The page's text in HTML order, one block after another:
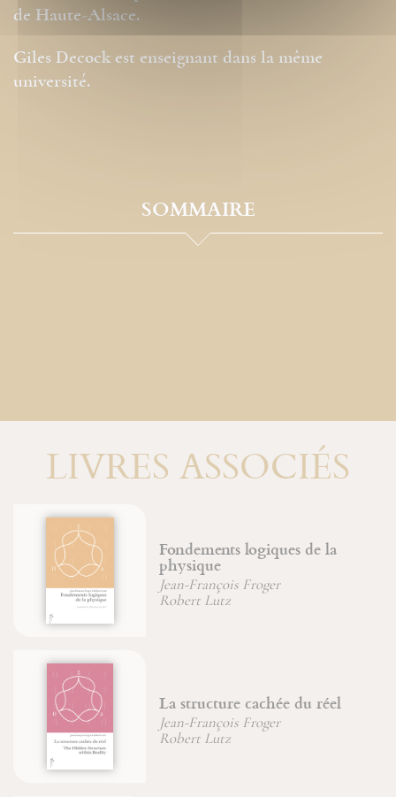
de Haute-Alsace.
Giles Decock est enseignant dans la même
université.
SOMMAIRE
LIVRES ASSOCIÉS
Fondements logiques de la
physique
Jean-François Froger
Robert Lutz
La structure cachée du réel
Jean-François Froger
Robert Lutz